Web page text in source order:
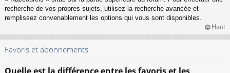
recherche de vos propres sujets, utilisez la recherche avancée et
remplissez convenablement les options qui vous sont disponibles.
Haut
Favoris et abonnements